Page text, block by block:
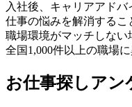
入社後、キャリアアド
仕事の悩みを解消するこ
職場環境がマッチしない
全国1,000件以上の職場
お仕事探しアン